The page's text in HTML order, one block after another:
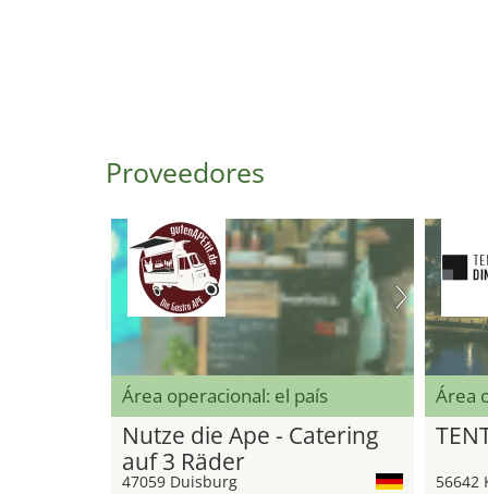
Proveedores
Área operacional: el país
Nutze die Ape - Catering
auf 3 Räder
47059 Duisburg
Área
56642